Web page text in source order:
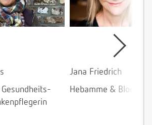
Jana Friedrich
Hebamme &